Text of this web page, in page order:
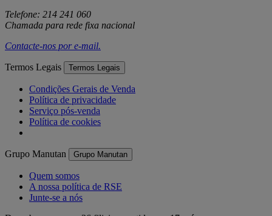
Telefone: 214 241 060
Chamada para rede fixa nacional
Contacte-nos pore-mail.
Termos Legais Termos Legais
Condições Gerais de Venda
Política de privacidade
Serviço pós-venda
Política de cookies
Grupo Manutan Grupo Manutan
Quem somos
A nossa política de RSE
Junte-se a nós